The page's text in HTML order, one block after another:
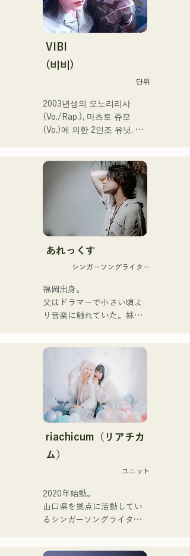
워 11.9만명 돌파!
또한 2024 년 제 106 회 전
국 고등학교 야구 선수권 대
회
J:COM 후쿠오카•구마모토•
시모노세키의 테마송 등에도
발탁되어 향후가 큰 주목의
VIBI
(비비)
단위
2003년생의 오노리리사
(Vo./Rap.), 마츠토 쥬모
(Vo.)에 의한 2인조 유닛. 부
따뜻하고 심지가 있는 가성
으로 듣는 사람의 마음에 부
드럽게 다가오는 곡을 제작
1st 싱글 「잡으로 접어」를
2025년 1월 23일에 릴리스
드 편성 등 다양한 형태로 음
악을 표현한다.
녹음과 라이브 지원에는 지
의 오오츠키(Dr.), the
perfect me의 후루히로 유야
(Gt.), xanadoo의 S0.(Ba.)를
맞아 활동을 한다.
【NEW SINGLE】
2025년 6월 25일에 신곡
「세계는 사랑이야」를 릴리
스.
あれっくす
シンガーソングライター
福岡出身。
父はドラマーで小さい頃よ
り音楽に触れていた。妹
家族で音楽を楽しむミュー
ジックファミリー。
10代後半にアメリカへ4年
半留学。
現在はLOVE FMの"music
×serendipity"でラジオDJを
務める。
デルやタレントとしても活
躍中。世界的有名なオーデ
ゴットタレント」で日本人
の芸人史上初のゴールデン
ブザーを獲得し、その後ス
もゴールデンブザーを獲得
riachicum（リアチカ
ム）
ユニット
2020年始動。
山口県を拠点に活動してい
るシンガーソングライター